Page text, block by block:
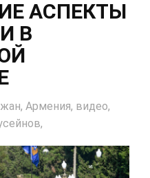
АСПЕКТЫ
В
Армения, видео,